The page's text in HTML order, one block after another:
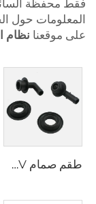
فقط محفظة
المعلومات حول
على موقعنا نظام
طقم صمام PCV جديد 53013360AA لموديلات كرايسلر ودودج وجيب وجراند شيروكي سبرينتر